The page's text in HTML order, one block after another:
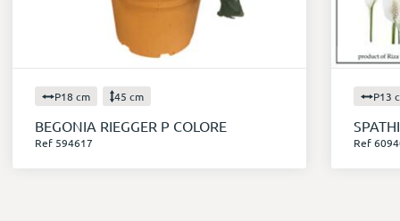
P18 cm 45 cm
BEGONIA RIEGGER P COLORE
Ref 594617
P13
Ref